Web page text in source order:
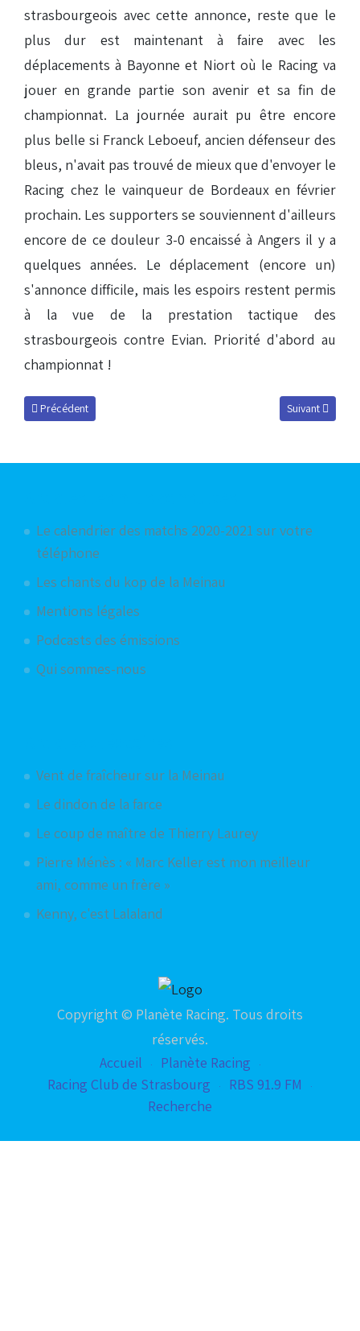
strasbourgeois avec cette annonce, reste que le
plus dur est maintenant à faire avec les
déplacements à Bayonne et Niort où le Racing va
jouer en grande partie son avenir et sa fin de
championnat. La journée aurait pu être encore
plus belle si Franck Leboeuf, ancien défenseur des
bleus, n'avait pas trouvé de mieux que d'envoyer le
Racing chez le vainqueur de Bordeaux en février
prochain. Les supporters se souviennent d'ailleurs
encore de ce douleur 3-0 encaissé à Angers il y a
quelques années. Le déplacement (encore un)
s'annonce difficile, mais les espoirs restent permis
à la vue de la prestation tactique des
strasbourgeois contre Evian. Priorité d'abord au
championnat !
Article précédent : Réaction de Laurent Fournier
Précédent Article suivant :
Suivant
Le calendrier des matchs 2020-2021 sur votre
téléphone
Les chants du kop de la Meinau
Mentions légales
Podcasts des émissions
Qui sommes-nous
Vent de fraîcheur sur la Meinau
Le dindon de la farce
Le coup de maître de Thierry Laurey
Pierre Ménès : « Marc Keller est mon meilleur
ami, comme un frère »
Kenny, c'est Lalaland
Copyright © Planète Racing. Tous droits
réservés.
Accueil
Planète Racing
Racing Club de Strasbourg
RBS 91.9 FM
Recherche